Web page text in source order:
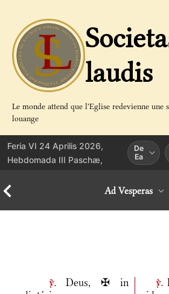
contenu
laudis
Le monde attend que l'Eglise redevienne une
louange
Feria VI 24 Aprilis 2026,
Hebdomada III Paschæ,
De
Ea
Ad Vesperas
v.Deus, ✠ in
v.